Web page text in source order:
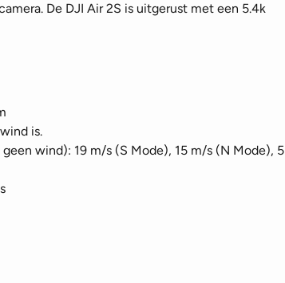
De DJI Air 2S is uitgerust met een 5.4k
is.
wind): 19 m/s (S Mode), 15 m/s (N Mode), 5